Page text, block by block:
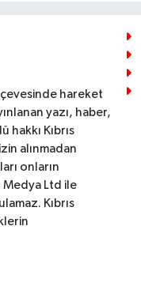
hareket
yazı, haber,
Kıbrıs
alınmadan
onların
Medya Ltd ile
Kıbrıs